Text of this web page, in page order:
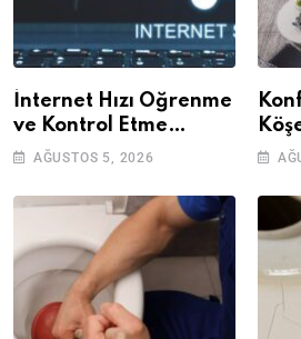
İnternet Hızı Öğrenme
ve Kontrol Etme
Yöntemleri
AĞUSTOS 5, 2026